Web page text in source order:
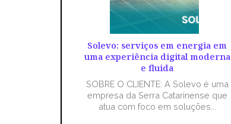
Solevo: serviços em energia em
uma experiência digital moderna
e fluida
SOBRE O CLIENTE: A Solevo é uma
empresa da Serra Catarinense que
atua com foco em soluções...